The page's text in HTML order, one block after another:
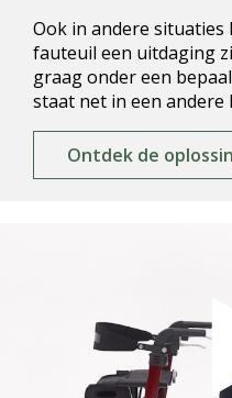
Ook in andere
fauteuil een uitdaging
graag onder een
staat net in een andere
Ontdek de